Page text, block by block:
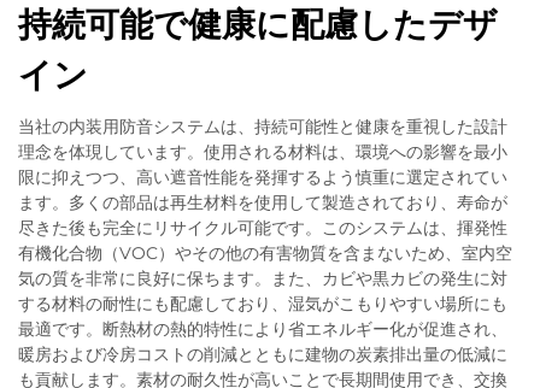
持続可能で健康に配慮したデザ
イン
当社の内装用防音システムは、持続可能性と健康を重視した設計
理念を体現しています。使用される材料は、環境への影響を最小
限に抑えつつ、高い遮音性能を発揮するよう慎重に選定されてい
ます。多くの部品は再生材料を使用して製造されており、寿命が
尽きた後も完全にリサイクル可能です。このシステムは、揮発性
有機化合物（VOC）やその他の有害物質を含まないため、室内空
気の質を非常に良好に保ちます。また、カビや黒カビの発生に対
する材料の耐性にも配慮しており、湿気がこもりやすい場所にも
最適です。断熱材の熱的特性により省エネルギー化が促進され、
暖房および冷房コストの削減とともに建物の炭素排出量の低減に
も貢献します。素材の耐久性が高いことで長期間使用でき、交換